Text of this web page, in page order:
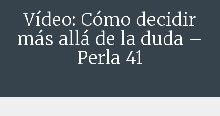
Vídeo: Cómo decidir
más allá de la duda –
Perla 41